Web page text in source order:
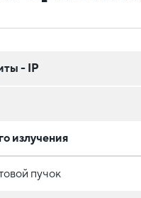
- IP
излучения
пучок